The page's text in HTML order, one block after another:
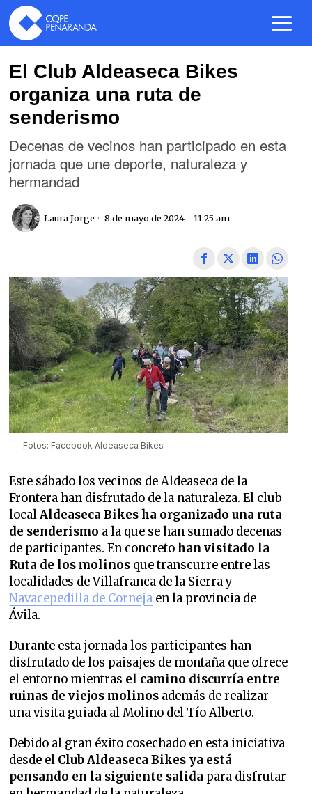
El Club Aldeaseca Bikes
organiza una ruta de
senderismo
Decenas de vecinos han participado en esta
jornada que une deporte, naturaleza y
hermandad
Laura Jorge 8 de mayo de 2024 - 11:25 am
Fotos: Facebook Aldeaseca Bikes
Este sábado los vecinos de Aldeaseca de la
Frontera han disfrutado de la naturaleza. El club
localAldeaseca Bikes ha organizado una ruta
de senderismo a la que se han sumado decenas
de participantes. En concreto han visitado la
Ruta de los molinos que transcurre entre las
localidades de Villafranca de la Sierra y
Navacepedilla de Corneja en la provincia de
Ávila.
Durante esta jornada los participantes han
disfrutado de los paisajes de montaña que ofrece
el entorno mientras el camino discurría entre
ruinas de viejos molinos además de realizar
una visita guiada al Molino del Tío Alberto.
Debido al gran éxito cosechado en esta iniciativa
desde el Club Aldeaseca Bikes ya está
pensando en la siguiente salida para disfrutar